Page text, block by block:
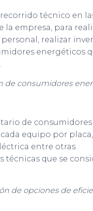
técnico en
la empresa, para
realizar
energéticos
de consumidores
de consumidores
equipo por
entre otras
técnicas que se
de opciones de